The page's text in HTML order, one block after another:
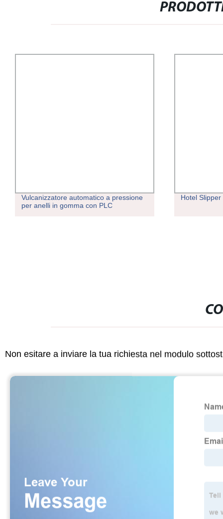
Vulcanizzatore automatico a pressione
per anelli in gomma con PLC
Hotel
Non esitare a inviare la tua richiesta nel modulo